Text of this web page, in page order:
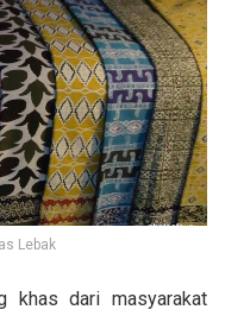
Lebak
khas dari masyarakat